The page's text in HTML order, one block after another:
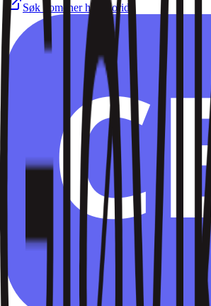
Søk domener hos Norid